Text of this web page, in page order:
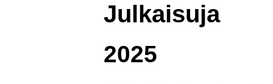
Julkaisuja
2025